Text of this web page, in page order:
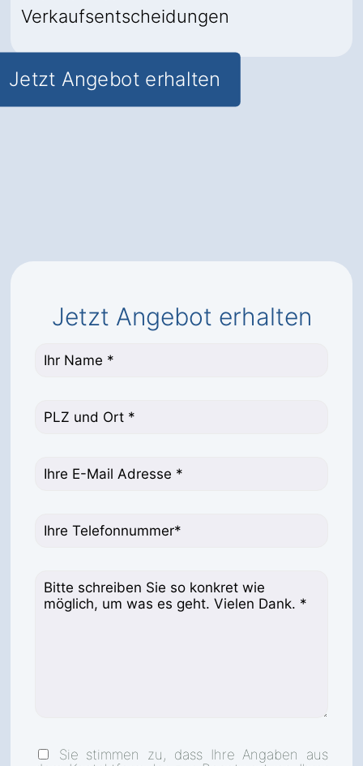
Verkaufsentscheidungen
Jetzt Angebot erhalten
Jetzt Angebot erhalten
Sie stimmen zu, dass Ihre Angaben aus